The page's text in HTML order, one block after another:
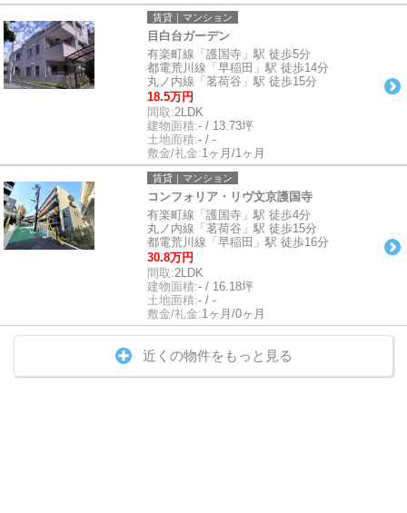
賃貸｜マンション
目白台ガーデン
有楽町線「護国寺」駅 徒歩5分
都電荒川線「早稲田」駅 徒歩14分
丸ノ内線「茗荷谷」駅 徒歩15分
18.5万円
間取:2LDK
建物面積:- / 13.73坪
土地面積:- / -
敷金/礼金:1ヶ月/1ヶ月
賃貸｜マンション
コンフォリア・リヴ文京護国寺
有楽町線「護国寺」駅 徒歩4分
丸ノ内線「茗荷谷」駅 徒歩15分
都電荒川線「早稲田」駅 徒歩16分
30.8万円
間取:2LDK
建物面積:- / 16.18坪
土地面積:- / -
敷金/礼金:1ヶ月/0ヶ月
近くの物件をもっと見る